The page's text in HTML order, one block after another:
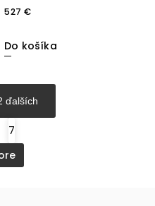
527 €
Do košíka
ďalších
7